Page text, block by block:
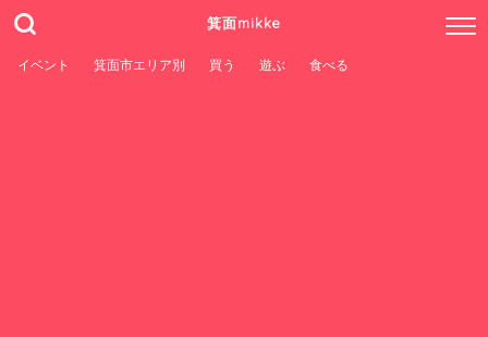
箕面mikke
イベント 箕面市エリア別 買う 遊ぶ 食べる